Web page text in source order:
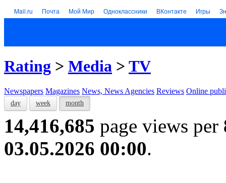
Mail.ru Почта Мой Мир Одноклассники ВКонтакте Игры
Rating > Media > TV
Newspapers Magazines News, News Agencies Reviews Online
day week month
14,416,685 page views per
03.05.2026 00:00.